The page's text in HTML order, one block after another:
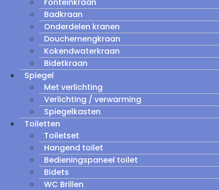
Badkraan
Onderdelen kranen
Douchemengkraan
Kokendwaterkraan
Bidetkraan
Spiegel
Met verlichting
Verlichting / verwarming
Spiegelkasten
Toiletten
Toiletset
Hangend toilet
Bedieningspaneel toilet
Bidets
WC Brillen